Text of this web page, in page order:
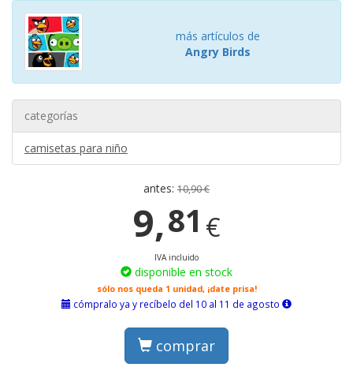
más artículos de
Angry Birds
categorías
camisetas para niño
antes: 10,90 €
9,81 €
IVA incluido
disponible en stock
sólo nos queda 1 unidad, ¡date prisa!
cómpralo ya y recíbelo del 10 al 11 de agosto
comprar